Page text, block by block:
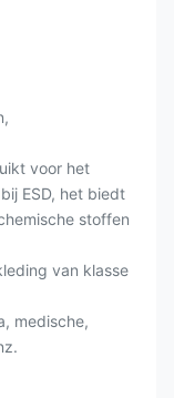
voor het
ESD, het biedt
stoffen
van klasse
medische,